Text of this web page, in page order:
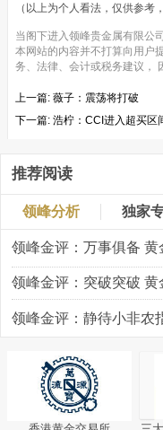
（以上为个人看法，仅供参考
当阁下进入领峰贵金属有限公
本网站的内容并不打算向用户
务、法律、会计或税务建议，
上一篇: 薇子：震荡将打破
下一篇: 浩柠：CCI进入超买区
推荐阅读
领峰分析 独家
领峰金评：突破突破